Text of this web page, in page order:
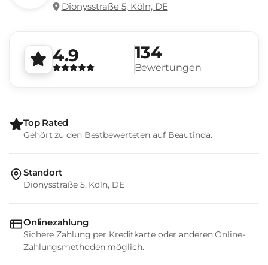
Dionysstraße 5, Köln, DE
4.9 134
Bewertungen
Top Rated
Gehört zu den Bestbewerteten auf Beautinda.
Standort
Dionysstraße 5, Köln, DE
Onlinezahlung
Sichere Zahlung per Kreditkarte oder anderen Online-
Zahlungsmethoden möglich.